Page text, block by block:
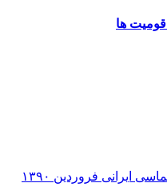
ها
ایرانی فروردین ۱۳۹۰